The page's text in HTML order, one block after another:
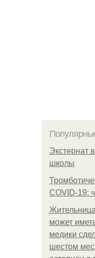
Экстернат
школы
COVID-19:
может
медики
шестом